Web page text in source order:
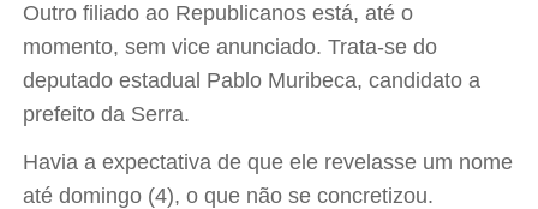
Outro filiado ao Republicanos está, até o
momento, sem vice anunciado. Trata-se do
deputado estadual Pablo Muribeca, candidato a
prefeito da Serra.
Havia a expectativa de que ele revelasse um nome
até domingo (4), o que não se concretizou.